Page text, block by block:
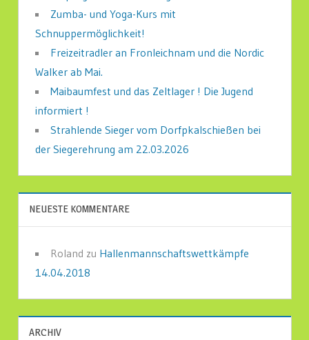
Zumba- und Yoga-Kurs mit
Schnuppermöglichkeit!
Freizeitradler an Fronleichnam und die Nordic
Walker ab Mai.
Maibaumfest und das Zeltlager ! Die Jugend
informiert !
Strahlende Sieger vom Dorfpkalschießen bei
der Siegerehrung am 22.03.2026
NEUESTE KOMMENTARE
Roland zu Hallenmannschaftswettkämpfe
14.04.2018
ARCHIV